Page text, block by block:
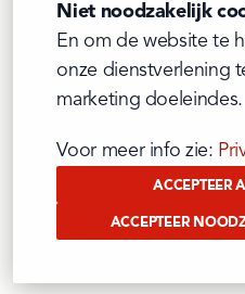
Niet noodzakelijk
En om de website te
onze dienstverlening
marketing doeleindes.
Voor meer info zie:
ACCEPTEER
ACCEPTEER